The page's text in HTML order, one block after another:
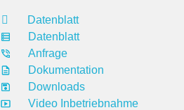
Datenblatt
Datenblatt
Anfrage
Dokumentation
Downloads
Video Inbetriebnahme